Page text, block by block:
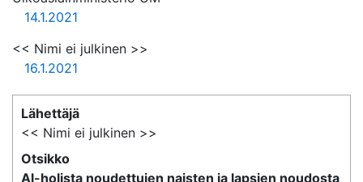
14.1.2021
<< Nimi ei julkinen >>
16.1.2021
Lähettäjä
<< Nimi ei julkinen >>
Otsikko
Al-holista noudettujen naisten ja lapsien noudosta